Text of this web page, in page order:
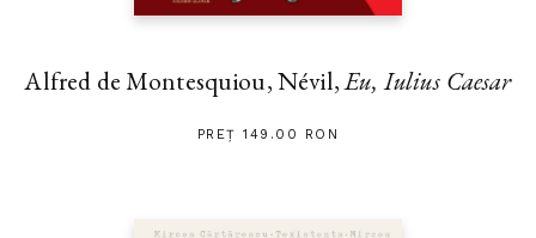
Alfred de Montesquiou, Névil,Eu, Iulius Caesar
PREȚ 149.00 RON